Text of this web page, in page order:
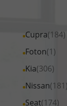
Cupra(184)
Alle
Fahrzeuge
Cupra
anzeigen
Foton(1)
Alle
Fahrzeuge
Foton
Kia(306)
Alle
Fahrzeuge
Nissan(181)
Alle
Fahrzeuge
Seat(174)
Alle